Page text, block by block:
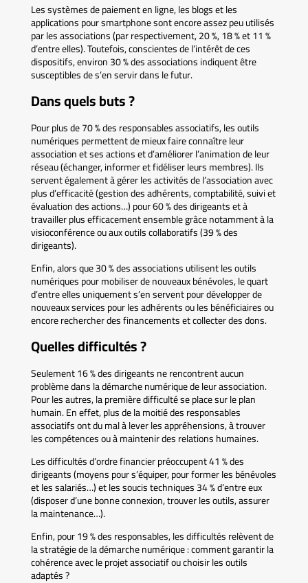
Les systèmes de paiement en ligne, les blogs et les
applications pour smartphone sont encore assez peu utilisés
par les associations (par respectivement, 20 %, 18 % et 11 %
d’entre elles). Toutefois, conscientes de l’intérêt de ces
dispositifs, environ 30 % des associations indiquent être
susceptibles de s’en servir dans le futur.
Dans quels buts ?
Pour plus de 70 % des responsables associatifs, les outils
numériques permettent de mieux faire connaître leur
association et ses actions et d’améliorer l’animation de leur
réseau (échanger, informer et fidéliser leurs membres). Ils
servent également à gérer les activités de l’association avec
plus d’efficacité (gestion des adhérents, comptabilité, suivi et
évaluation des actions…) pour 60 % des dirigeants et à
travailler plus efficacement ensemble grâce notamment à la
visioconférence ou aux outils collaboratifs (39 % des
dirigeants).
Enfin, alors que 30 % des associations utilisent les outils
numériques pour mobiliser de nouveaux bénévoles, le quart
d’entre elles uniquement s’en servent pour développer de
nouveaux services pour les adhérents ou les bénéficiaires ou
encore rechercher des financements et collecter des dons.
Quelles difficultés ?
Seulement 16 % des dirigeants ne rencontrent aucun
problème dans la démarche numérique de leur association.
Pour les autres, la première difficulté se place sur le plan
humain. En effet, plus de la moitié des responsables
associatifs ont du mal à lever les appréhensions, à trouver
les compétences ou à maintenir des relations humaines.
Les difficultés d’ordre financier préoccupent 41 % des
dirigeants (moyens pour s’équiper, pour former les bénévoles
et les salariés…) et les soucis techniques 34 % d’entre eux
(disposer d’une bonne connexion, trouver les outils, assurer
la maintenance…).
Enfin, pour 19 % des responsables, les difficultés relèvent de
la stratégie de la démarche numérique : comment garantir la
cohérence avec le projet associatif ou choisir les outils
adaptés ?